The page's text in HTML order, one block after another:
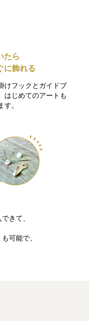
たら
に飾れる
けフックとガイドブ
はじめてのアートも
す。
可能で、
きて、